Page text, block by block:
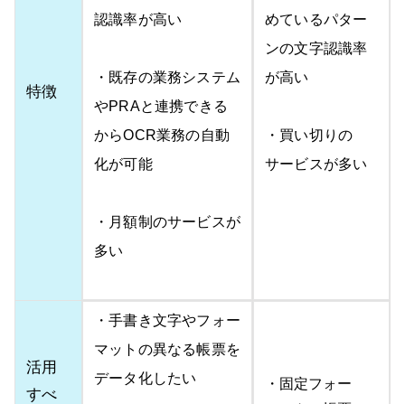
特徴
認識率が高い
・既存の業務システム
やPRAと連携できる
からOCR業務の自動
化が可能
・月額制のサービスが
多い
めているパター
ンの文字認識率
が高い
・買い切りの
サービスが多い
活用
すべ
・手書き文字やフォー
マットの異なる帳票を
データ化したい
・固定フォー